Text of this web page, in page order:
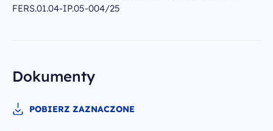
FERS.01.04-IP.05-004/25
Dokumenty
POBIERZ ZAZNACZONE